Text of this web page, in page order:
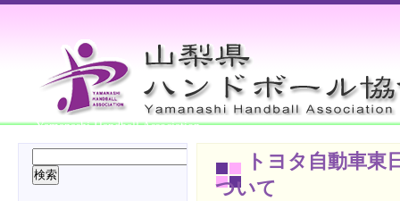
Yamanashi Handball Association
トヨタ自動車
ついて